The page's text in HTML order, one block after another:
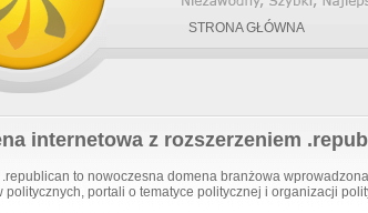
STRONA GŁÓWNA
internetowa z rozszerzeniem
.republican to nowoczesna domena branżowa
politycznych, portali o tematyce politycznej i organizacji